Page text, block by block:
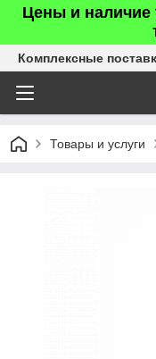
Цены и наличие
Комплексные
Товары и услуги